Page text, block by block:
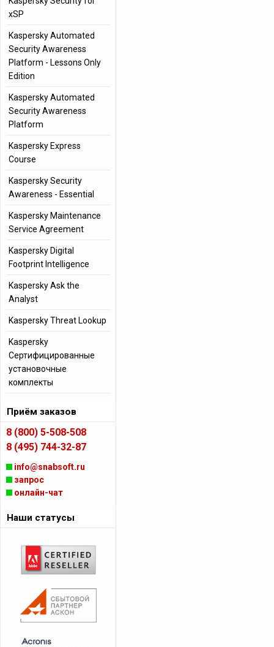
xSP
Kaspersky Automated
Security Awareness
Platform - Lessons Only
Edition
Kaspersky Automated
Security Awareness
Platform
Kaspersky Express
Course
Kaspersky Security
Awareness - Essential
Kaspersky Maintenance
Service Agreement
Kaspersky Digital
Footprint Intelligence
Kaspersky Ask the
Analyst
Kaspersky Threat Lookup
Kaspersky
Сертифицированные
установочные
комплекты
Приём заказов
8 (800) 5-508-508
8 (495) 744-32-87
info@snabsoft.ru
запрос
онлайн-чат
Наши статусы